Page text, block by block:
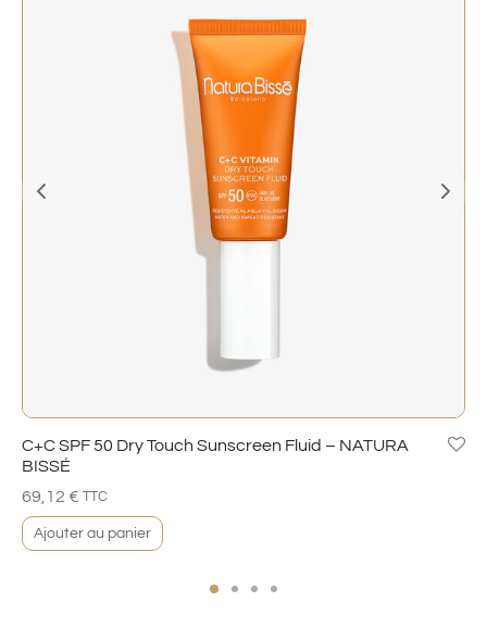
C+C SPF 50 Dry Touch Sunscreen Fluid – NATURA
BISSÉ
69,12 € TTC
Ajouter au panier